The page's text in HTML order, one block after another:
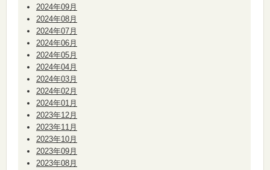
2024年09月
2024年08月
2024年07月
2024年06月
2024年05月
2024年04月
2024年03月
2024年02月
2024年01月
2023年12月
2023年11月
2023年10月
2023年09月
2023年08月